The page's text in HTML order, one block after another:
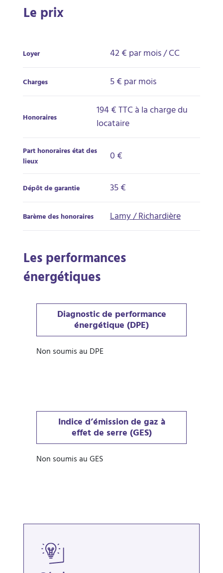
Le prix
Loyer 42 €par mois / CC
Charges 5 € par mois
Honoraires 194 € TTC à la charge du
locataire
Part honoraires état des
lieux 0 €
Dépôt de garantie 35 €
Barème des honoraires Lamy / Richardière
Les performances
énergétiques
Diagnostic de performance
énergétique (DPE)
Non soumis au DPE
Indice d’émission de gaz à
effet de serre (GES)
Non soumis au GES